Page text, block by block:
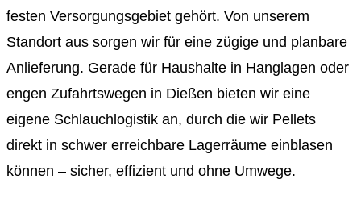
festen Versorgungsgebiet gehört. Von unserem
Standort aus sorgen wir für eine zügige und planbare
Anlieferung. Gerade für Haushalte in Hanglagen oder
engen Zufahrtswegen in Dießen bieten wir eine
eigene Schlauchlogistik an, durch die wir Pellets
direkt in schwer erreichbare Lagerräume einblasen
können – sicher, effizient und ohne Umwege.